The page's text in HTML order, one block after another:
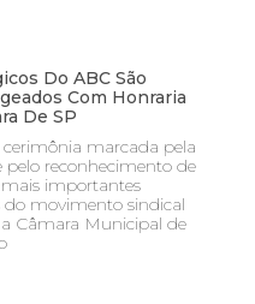
Do ABC São
Com Honraria
De SP
marcada pela
pelo reconhecimento de
importantes
do movimento sindical
a Câmara Municipal de